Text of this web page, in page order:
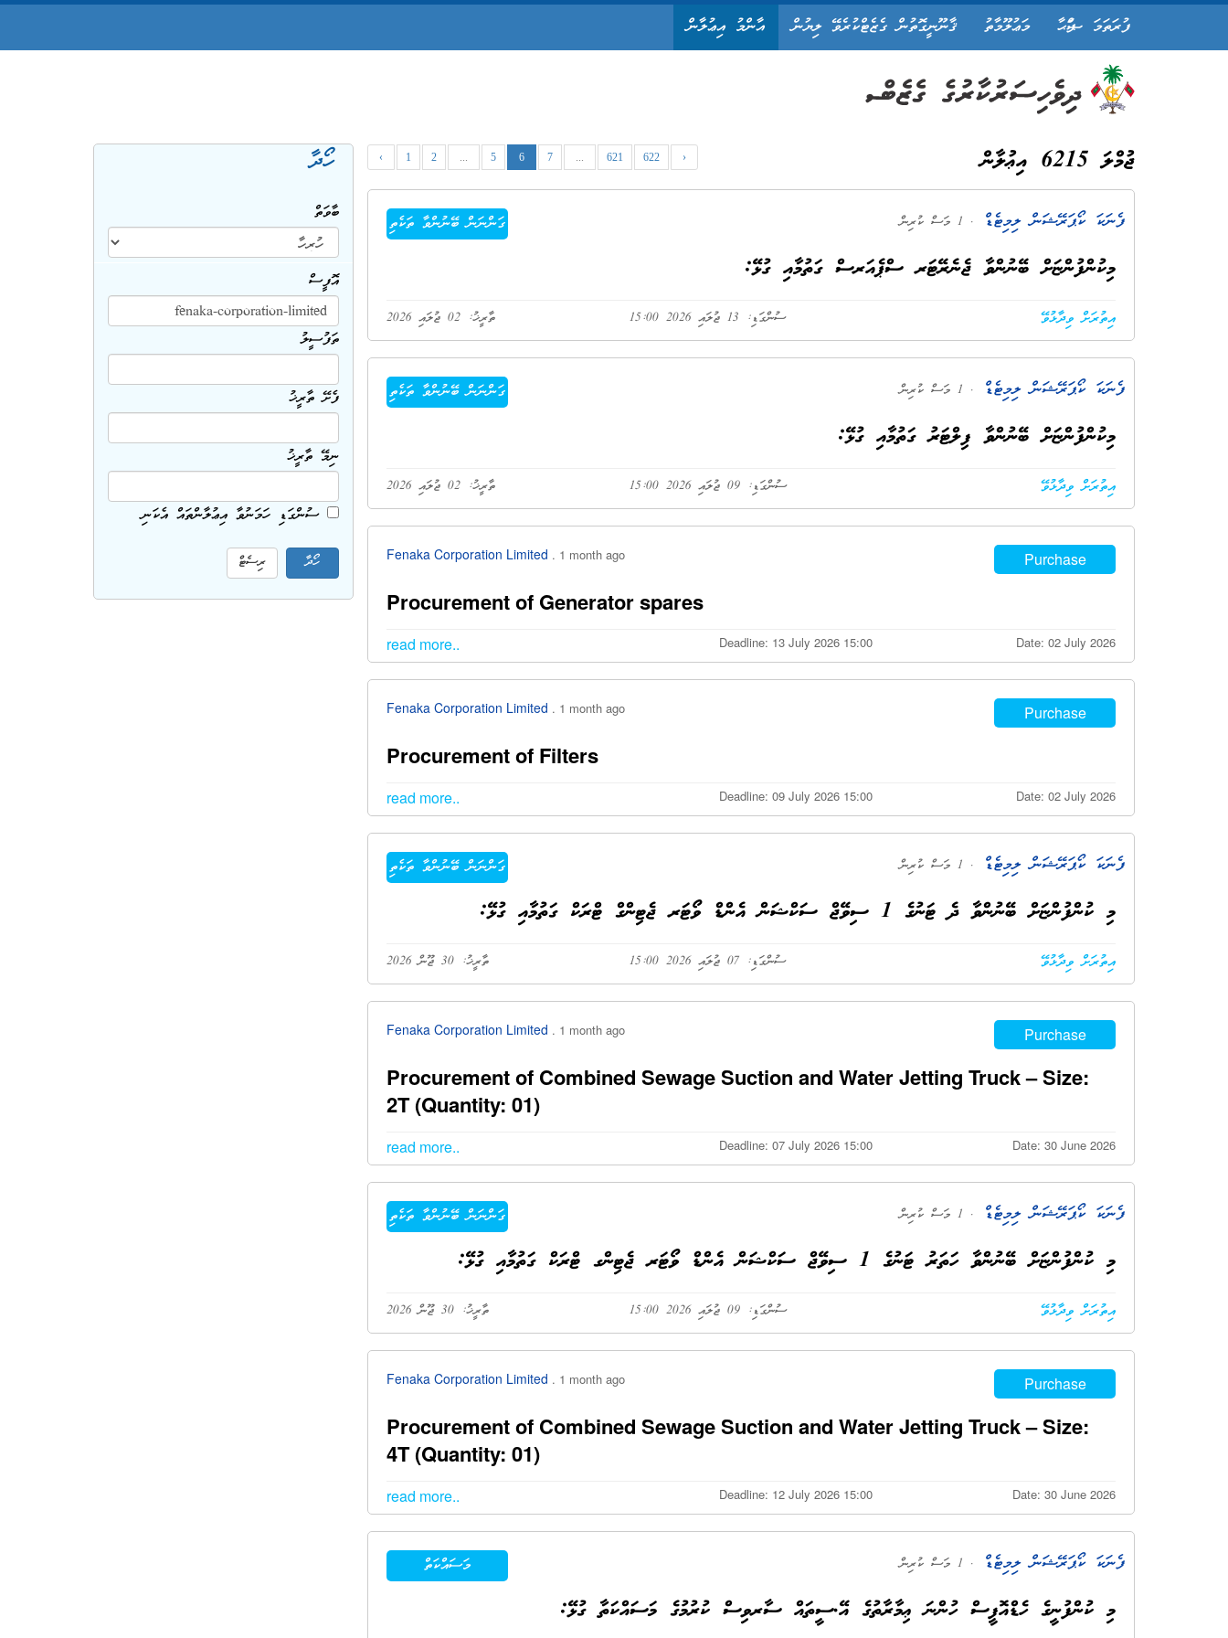
ފުރަތަމަ ޞަފްޙާ މަޢުލޫމާތު ޤާނޫނީގޮތުން ގެޒެޓްކުރެވޭ ލިޔުން އާންމު އިޢުލާން
ހޯދާ
ބާވަތް
އޮފީސް
ތަފުސީލު
ފެށޭ ތާރީޚު
ނިމޭ ތާރީޚު
ސުންގަޑި ހަމަނުވާ އިޢުލާންތައް އެކަނި
ޖުމްލަ 6215 އިޢުލާން ‹ 1 2 ... 5 6 7 ... 621 622 ›
ގަންނަން ބޭނުންވާ ތަކެތި ފެނަކަ ކޯޕަރޭޝަން ލިމިޓެޑް . 1 މަސް ކުރިން
މިކުންފުންޏަށް ބޭނުންވާ ޖެނެރޭޓަރ ސްޕެއަރސް ގަތުމާއި ގުޅޭ:
ތާރީޚު: 02 ޖުލައި 2026 ސުންގަޑި: 13 ޖުލައި 2026 15:00 އިތުރަށް ވިދާޅުވޭ
ގަންނަން ބޭނުންވާ ތަކެތި ފެނަކަ ކޯޕަރޭޝަން ލިމިޓެޑް . 1 މަސް ކުރިން
މިކުންފުންޏަށް ބޭނުންވާ ފިލްޓަރު ގަތުމާއި ގުޅޭ:
ތާރީޚު: 02 ޖުލައި 2026 ސުންގަޑި: 09 ޖުލައި 2026 15:00 އިތުރަށް ވިދާޅުވޭ
Purchase
Fenaka Corporation Limited . 1 month ago
Procurement of Generator spares
Date: 02 July 2026
Deadline: 13 July 2026 15:00
read more..
Purchase
Fenaka Corporation Limited . 1 month ago
Procurement of Filters
Date: 02 July 2026
Deadline: 09 July 2026 15:00
read more..
ގަންނަން ބޭނުންވާ ތަކެތި ފެނަކަ ކޯޕަރޭޝަން ލިމިޓެޑް . 1 މަސް ކުރިން
މި ކުންފުންޏަށް ބޭނުންވާ ދެ ޓަނުގެ 1 ސިވޭޖް ސަކްޝަން އެންޑް ވޯޓަރ ޖެޓިންގް ޓްރަކް ގަތުމާއި ގުޅޭ:
ތާރީޚު: 30 ޖޫން 2026 ސުންގަޑި: 07 ޖުލައި 2026 15:00 އިތުރަށް ވިދާޅުވޭ
Purchase
Fenaka Corporation Limited . 1 month ago
Procurement of Combined Sewage Suction and Water Jetting Truck – Size:
2T (Quantity: 01)
Date: 30 June 2026
Deadline: 07 July 2026 15:00
read more..
ގަންނަން ބޭނުންވާ ތަކެތި ފެނަކަ ކޯޕަރޭޝަން ލިމިޓެޑް . 1 މަސް ކުރިން
މި ކުންފުންޏަށް ބޭނުންވާ ހަތަރު ޓަނުގެ 1 ސިވޭޖް ސަކްޝަން އެންޑް ވޯޓަރ ޖެޓިންގ ޓްރަކް ގަތުމާއި ގުޅޭ:
ތާރީޚު: 30 ޖޫން 2026 ސުންގަޑި: 09 ޖުލައި 2026 15:00 އިތުރަށް ވިދާޅުވޭ
Purchase
Fenaka Corporation Limited . 1 month ago
Procurement of Combined Sewage Suction and Water Jetting Truck – Size:
4T (Quantity: 01)
Date: 30 June 2026
Deadline: 12 July 2026 15:00
read more..
މަސައްކަތް ފެނަކަ ކޯޕަރޭޝަން ލިމިޓެޑް . 1 މަސް ކުރިން
މި ކުންފުނީގެ ހެޑްއޮފީސް ހުންނަ ޢިމާރާތުގެ އޭ.ސީތައް ސާރވިސް ކުރުމުގެ މަސައްކަތާ ގުޅޭ: